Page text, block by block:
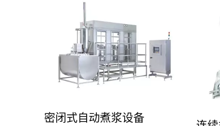
密闭式自动煮浆设备